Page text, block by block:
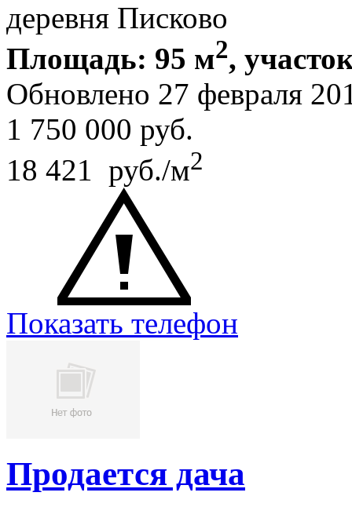
деревня Писково
Площадь: 95 м2,
Обновлено 27 февраля
1 750 000 руб.
18 421 руб./м2
Показать телефон
Продается дача